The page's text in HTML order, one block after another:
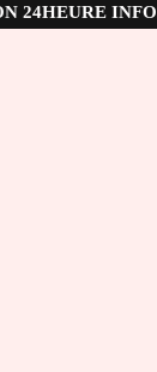
24HEURE INFO